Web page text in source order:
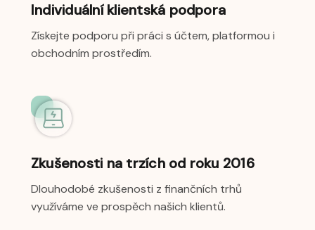
Individuální klientská podpora
Získejte podporu při práci s účtem, platformou i
obchodním prostředím.
Zkušenosti na trzích od roku 2016
Dlouhodobé zkušenosti z finančních trhů
využíváme ve prospěch našich klientů.